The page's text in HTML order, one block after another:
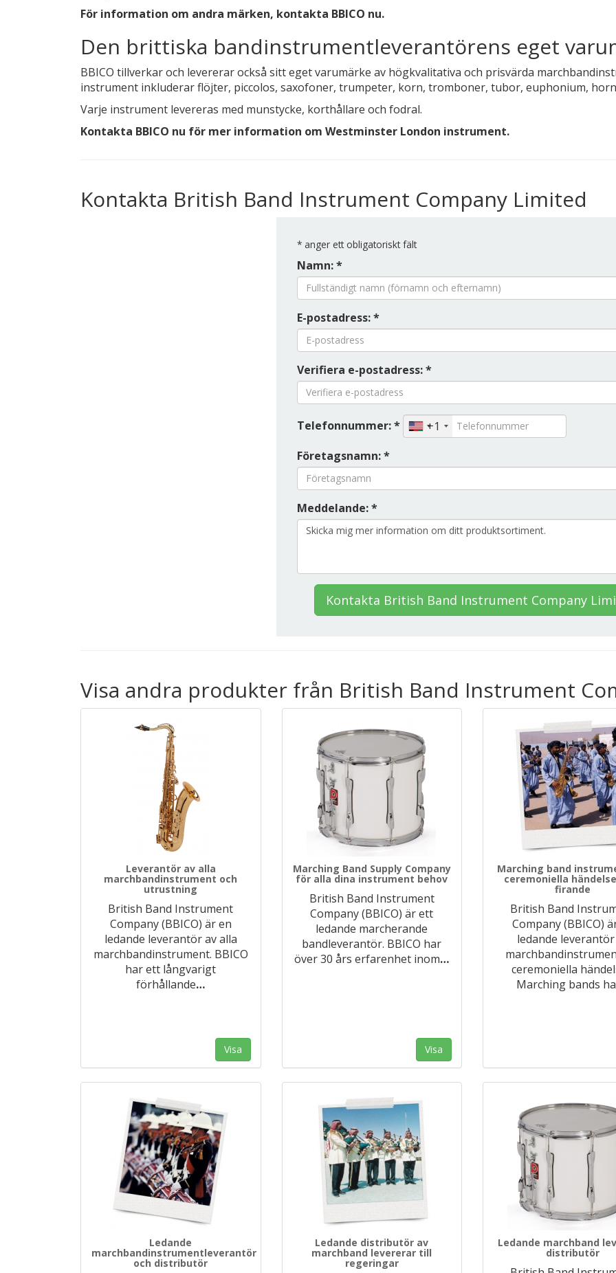
För information om andra märken, kontakta BBICO nu.
Den brittiska bandinstrumentleverantörens eget
BBICO tillverkar och levererar också sitt eget varumärke av högkvalitativa och prisvärda
instrument inkluderar flöjter, piccolos, saxofoner, trumpeter, korn, tromboner, tubor, euphonium,
Varje instrument levereras med munstycke, korthållare och fodral.
Kontakta BBICO nu för mer information om Westminster London instrument.
Kontakta British Band Instrument Company Limited
* anger ett obligatoriskt fält
Namn: *
E-postadress: *
Verifiera e-postadress: *
Telefonnummer: *
+1
Företagsnamn: *
Meddelande: *
Kontakta British Band Instrument Company
Visa andra produkter från British Band Instrument
Leverantör av alla
marchbandinstrument och
utrustning
British Band Instrument
Company (BBICO) är en
ledande leverantör av alla
marchbandinstrument. BBICO
har ett långvarigt
förhållande…
Visa
Marching Band Supply Company
för alla dina instrument behov
British Band Instrument
Company (BBICO) är ett
ledande marcherande
bandleverantör. BBICO har
över 30 års erfarenhet inom…
Visa
Marching band
ceremoniella
firande
British Band
Company (BBICO)
ledande
ceremoniella
Marching bands
Ledande
marchbandinstrumentleverantör
och distributör
Ledande distributör av
marchband levererar till
regeringar
Ledande marchband
distributör